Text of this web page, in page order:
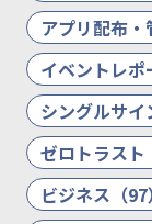
アプリ配布・
イベントレポ
シングルサイ
ゼロトラスト
ビジネス（97）